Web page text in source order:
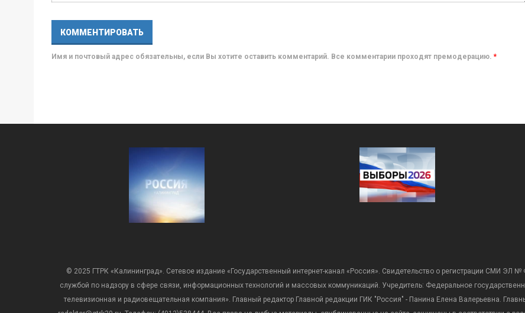
Имя и почтовый адрес обязательны, если Вы хотите оставить комментарий. Все комментарии проходят премодерацию. *
© 2025 ГТРК «Калининград». Сетевое издание «Государственный интернет-канал «Россия». Свидетельство о регистрации СМИ ЭЛ
службой по надзору в сфере связи, информационных технологий и массовых коммуникаций. Учредитель: Федеральное
телевизионная и радиовещательная компания». Главный редактор Главной редакции ГИК "Россия" - Панина Елена Валерьевна.